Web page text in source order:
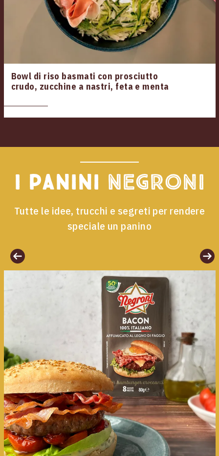
Bowl di riso basmati con prosciutto
crudo, zucchine a nastri, feta e menta
I panini Negroni
Tutte le idee, trucchi e segreti per rendere
speciale un panino